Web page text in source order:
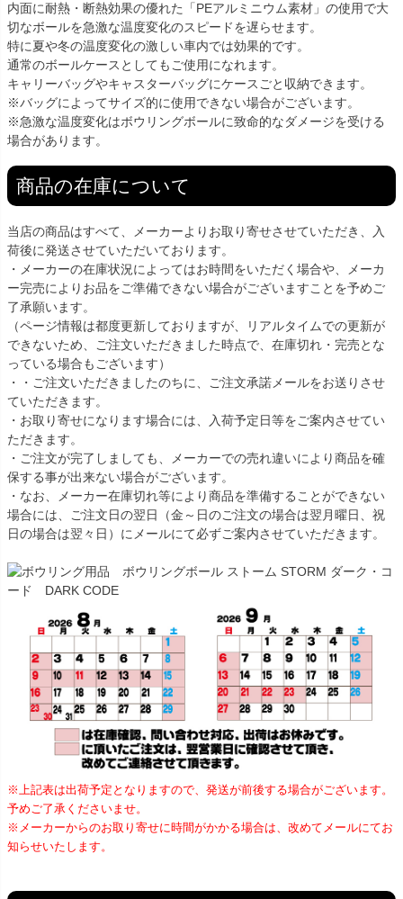
内面に耐熱・断熱効果の優れた「PEアルミニウム素材」の使用で大
切なボールを急激な温度変化のスピードを遅らせます。
特に夏や冬の温度変化の激しい車内では効果的です。
通常のボールケースとしてもご使用になれます。
キャリーバッグやキャスターバッグにケースごと収納できます。
※バッグによってサイズ的に使用できない場合がございます。
※急激な温度変化はボウリングボールに致命的なダメージを受ける
場合があります。
商品の在庫について
当店の商品はすべて、メーカーよりお取り寄せさせていただき、入
荷後に発送させていただいております。
・メーカーの在庫状況によってはお時間をいただく場合や、メーカ
ー完売によりお品をご準備できない場合がございますことを予めご
了承願います。
（ページ情報は都度更新しておりますが、リアルタイムでの更新が
できないため、ご注文いただきました時点で、在庫切れ・完売とな
っている場合もございます）
・・ご注文いただきましたのちに、ご注文承諾メールをお送りさせ
ていただきます。
・お取り寄せになります場合には、入荷予定日等をご案内させてい
ただきます。
・ご注文が完了しましても、メーカーでの売れ違いにより商品を確
保する事が出来ない場合がございます。
・なお、メーカー在庫切れ等により商品を準備することができない
場合には、ご注文日の翌日（金～日のご注文の場合は翌月曜日、祝
日の場合は翌々日）にメールにて必ずご案内させていただきます。
※上記表は出荷予定となりますので、発送が前後する場合がございます。
予めご了承くださいませ。
※メーカーからのお取り寄せに時間がかかる場合は、改めてメールにてお
知らせいたします。